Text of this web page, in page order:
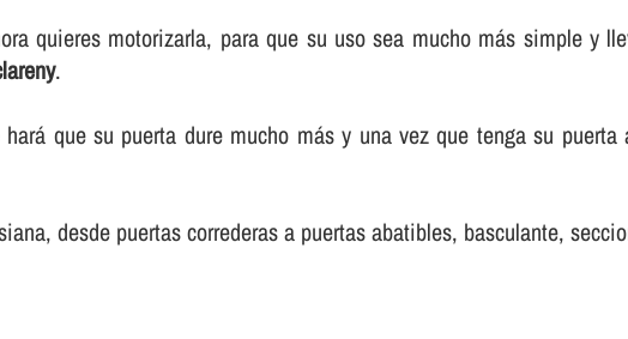
quieres motorizarla, para que su uso sea mucho más simple y
.
que su puerta dure mucho más y una vez que tenga su puerta
desde puertas correderas a puertas abatibles, basculante,